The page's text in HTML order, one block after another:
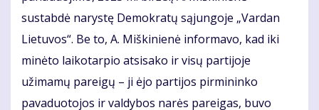
sustabdė narystę Demokratų sąjungoje „Vardan
Lietuvos“. Be to, A. Miškinienė informavo, kad iki
minėto laikotarpio atsisako ir visų partijoje
užimamų pareigų – ji ėjo partijos pirmininko
pavaduotojos ir valdybos narės pareigas, buvo